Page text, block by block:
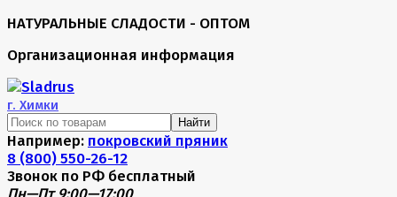
НАТУРАЛЬНЫЕ СЛАДОСТИ - ОПТОМ
Организационная информация
г. Химки
Найти
Например: покровский пряник
8 (800) 550-26-12
Звонок по РФ бесплатный
Пн—Пт 9:00—17:00